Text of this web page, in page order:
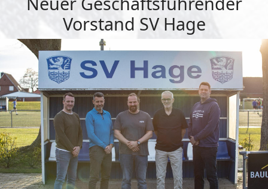
Vorstand SV Hage